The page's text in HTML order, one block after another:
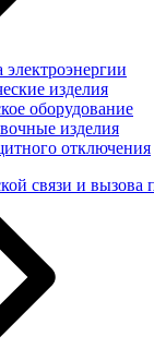
изделия
оборудование
изделия
отключения
связи и вызова